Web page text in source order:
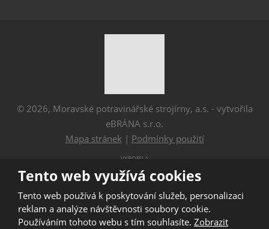
© 2026, Moravské potravinářské strojírny, a.s. - vytvořila
eBRÁNA s.r.o.
Mapa stránek | Podmínky použití
VYROBILA
Tento web je chráněn pomocí Google ReCAPTCHA a platí
pro něj
Tento web využívá cookies
Tento web používá k poskytování služeb, personalizaci
reklam a analýze návštěvnosti soubory cookie.
Používáním tohoto webu s tím souhlasíte. Zobrazit